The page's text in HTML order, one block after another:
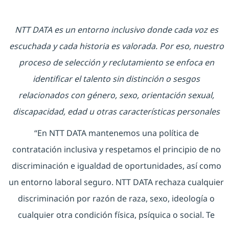
NTT DATA es un entorno inclusivo donde cada voz es
escuchada y cada historia es valorada. Por eso, nuestro
proceso de selección y reclutamiento se enfoca en
identificar el talento sin distinción o sesgos
relacionados con género, sexo, orientación sexual,
discapacidad, edad u otras características personales
“En NTT DATA mantenemos una política de
contratación inclusiva y respetamos el principio de no
discriminación e igualdad de oportunidades, así como
un entorno laboral seguro. NTT DATA rechaza cualquier
discriminación por razón de raza, sexo, ideología o
cualquier otra condición física, psíquica o social. Te